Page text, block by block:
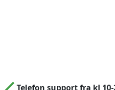
Telefon support fra kl